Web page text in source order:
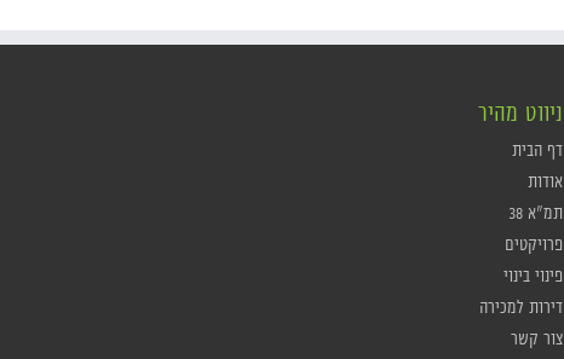
ניווט מהיר
דף הבית
אודות
תמ"א 38
פרויקטים
פינוי בינוי
דירות למכירה
צור קשר